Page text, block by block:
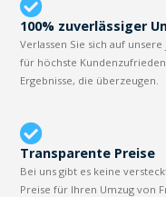
100% zuverlässiger
Verlassen Sie sich auf
für höchste
Ergebnisse, die überzeugen.
Transparente Preise
Bei uns gibt es keine
Preise für Ihren Umzug von